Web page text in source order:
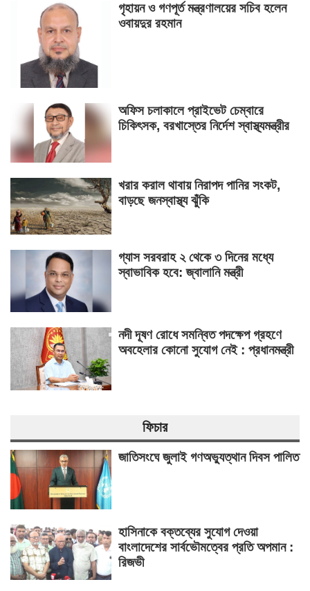
গৃহায়ন ও গণপূর্ত মন্ত্রণালয়ের সচিব হলেন
ওবায়দুর রহমান
অফিস চলাকালে প্রাইভেট চেম্বারে
চিকিৎসক, বরখাস্তের নির্দেশ স্বাস্থ্যমন্ত্রীর
খরার করাল থাবায় নিরাপদ পানির সংকট,
বাড়ছে জনস্বাস্থ্য ঝুঁকি
গ্যাস সরবরাহ ২ থেকে ৩ দিনের মধ্যে
স্বাভাবিক হবে: জ্বালানি মন্ত্রী
নদী দূষণ রোধে সমন্বিত পদক্ষেপ গ্রহণে
অবহেলার কোনো সুযোগ নেই : প্রধানমন্ত্রী
ফিচার
জাতিসংঘে জুলাই গণঅভ্যুত্থান দিবস পালিত
হাসিনাকে বক্তব্যের সুযোগ দেওয়া
বাংলাদেশের সার্বভৌমত্বের প্রতি অপমান :
রিজভী